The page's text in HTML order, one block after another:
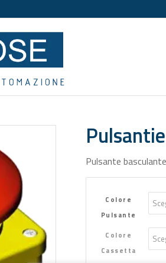
Pulsante
Colore
Pulsante
Colore
Cassetta